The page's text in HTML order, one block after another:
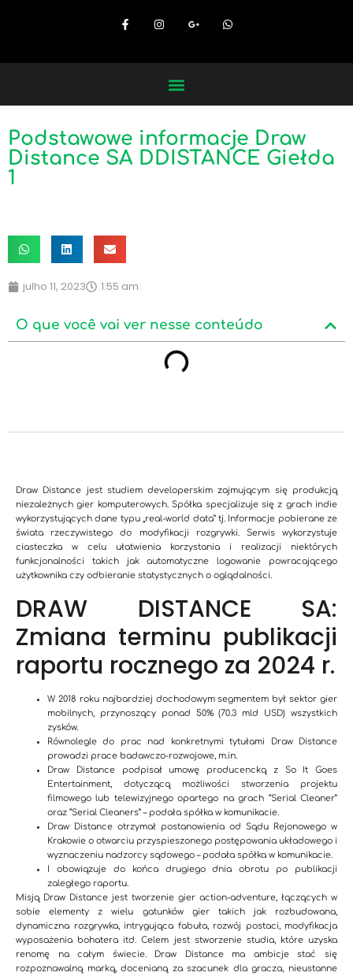
Podstawowe informacje Draw
Distance SA DDISTANCE Giełda
1
julho 11, 2023 1:55 am
O que você vai ver nesse conteúdo
Draw Distance jest studiem developerskim zajmującym się produkcją
niezależnych gier komputerowych. Spółka specjalizuje się z grach indie
wykorzystujących dane typu „real-world data” tj. Informacje pobierane ze
świata rzeczywistego do modyfikacji rozgrywki. Serwis wykorzystuje
ciasteczka w celu ułatwienia korzystania i realizacji niektórych
funkcjonalności takich jak automatyczne logowanie powracającego
użytkownika czy odbieranie statystycznych o oglądalności.
DRAW DISTANCE SA:
Zmiana terminu publikacji
raportu rocznego za 2024 r.
W 2018 roku najbardziej dochodowym segmentem był sektor gier
mobilnych, przynoszący ponad 50% (70.3 mld USD) wszystkich
zysków.
Równolegle do prac nad konkretnymi tytułami Draw Distance
prowadzi prace badawczo-rozwojowe, m.in.
Draw Distance podpisał umowę producencką z So It Goes
Entertainment, dotyczącą możliwości stworzenia projektu
filmowego lub telewizyjnego opartego na grach “Serial Cleaner”
oraz “Serial Cleaners” – podała spółka w komunikacie.
Draw Distance otrzymał postanowienia od Sądu Rejonowego w
Krakowie o otwarciu przyspieszonego postępowania układowego i
wyznaczeniu nadzorcy sądowego – podała spółka w komunikacie.
I obowiązuje do końca drugiego dnia obrotu po publikacji
zaległego raportu.
Misją Draw Distance jest tworzenie gier action-adventure, łączących w
sobie elementy z wielu gatunków gier takich jak rozbudowana,
dynamiczna rozgrywka, intrygująca fabuła, rozwój postaci, modyfikacja
wyposażenia bohatera itd. Celem jest stworzenie studia, które uzyska
renomę na całym świecie. Draw Distance ma ambicje stać się
rozpoznawalną marką, docenianą za szacunek dla gracza, nieustanne